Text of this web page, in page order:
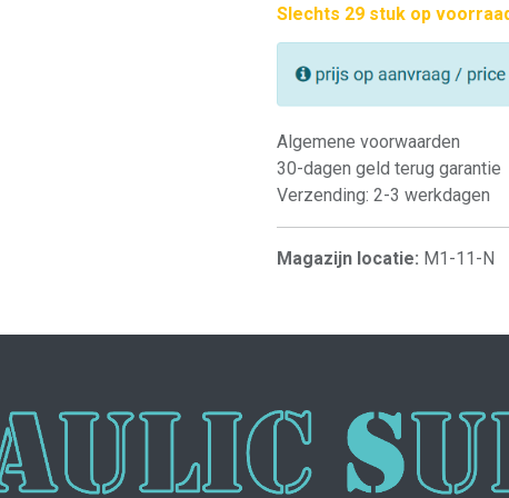
Slechts 29 stuk op
Algemene voorwaarden
30-dagen geld terug garantie
Verzending: 2-3 werkdagen
Magazijn locatie: M1-11-N